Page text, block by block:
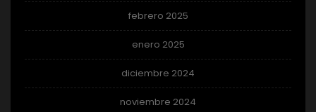
febrero 2025
enero 2025
diciembre 2024
noviembre 2024